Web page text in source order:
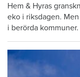
Hem & Hyras
eko i riksdagen.
i berörda kommuner.